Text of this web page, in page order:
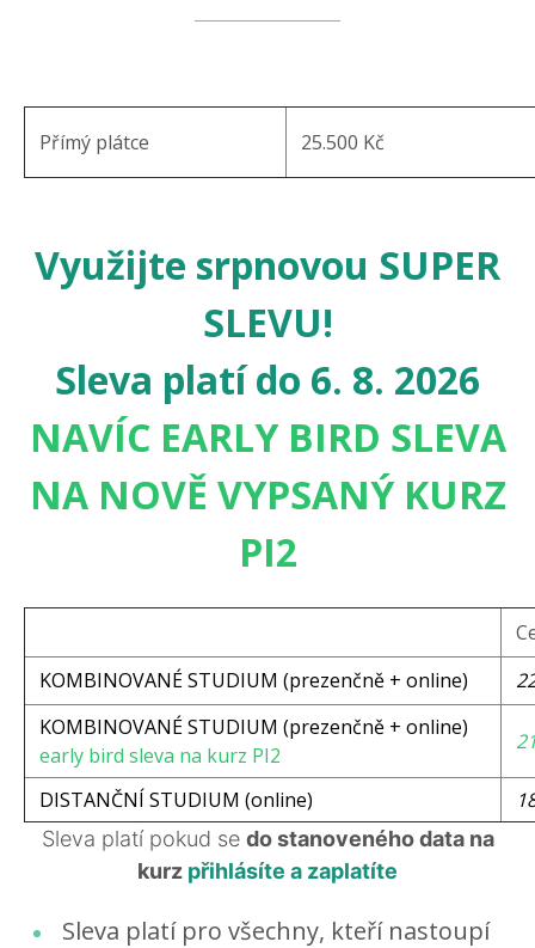
Přímý plátce 25.500 Kč
Využijte srpnovou SUPER
SLEVU!
Sleva platí do 6. 8. 2026
NAVÍC EARLY BIRD SLEVA
NA NOVĚ VYPSANÝ KURZ
PI2
KOMBINOVANÉ STUDIUM (prezenčně + online)
KOMBINOVANÉ STUDIUM (prezenčně + online)
early bird sleva na kurz PI2
DISTANČNÍ STUDIUM (online)
Sleva platí pokud se do stanoveného data na
kurz přihlásíte a zaplatíte
Sleva platí pro všechny, kteří nastoupí